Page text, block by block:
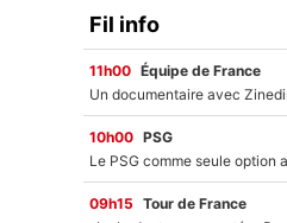
Fil info
11h00 Équipe de France
10h00 PSG
09h15 Tour de France